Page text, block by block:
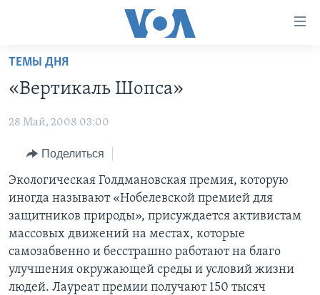
Перейти
основной
Перейти
навигации
Перейти
поиск
ПРОГРАММЫ
АМЕРИКА
НОВОСТИ ЗА МИНУТУ
ИТОГИ
ПОЧЕМУ ЭТО ВАЖНО?
ДИСКУССИЯ VOA
ДЕТАЛИ
НЬЮ-ЙОРК NEW YORK
ПРОЕКТЫ
УЧИМ АНГЛИЙСКИЙ
НАША АМЕРИКАНСКАЯ ИСТОРИЯ
А КАК В АМЕРИКЕ?
АРТЕФАКТЫ
АМЕРИКАНСКИЕ ГОРОДКИ
ТЕСТЫ
ЭКСПЕРТИЗА
ИНТЕРВЬЮ
ФАКТЫ ПРОТИВ ФЕЙКОВ
ЗА СВОБОДУ ПРЕССЫ
УЧИМ АНГЛИЙСКИЙ
ВИДЕО
ТЕМЫ ДНЯ
«Вертикаль Шопса»
28 Май, 2008 03:00
Поделиться
Экологическая Голдмановская премия, которую
иногда называют «Нобелевской премией для
защитников природы», присуждается активистам
массовых движений на местах, которые
самозабвенно и бесстрашно работают на благо
улучшения окружающей среды и условий жизни
людей. Лауреат премии получают 150 тысяч